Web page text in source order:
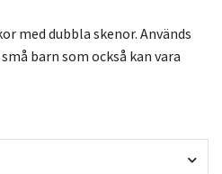
med dubbla skenor. Används
barn som också kan vara